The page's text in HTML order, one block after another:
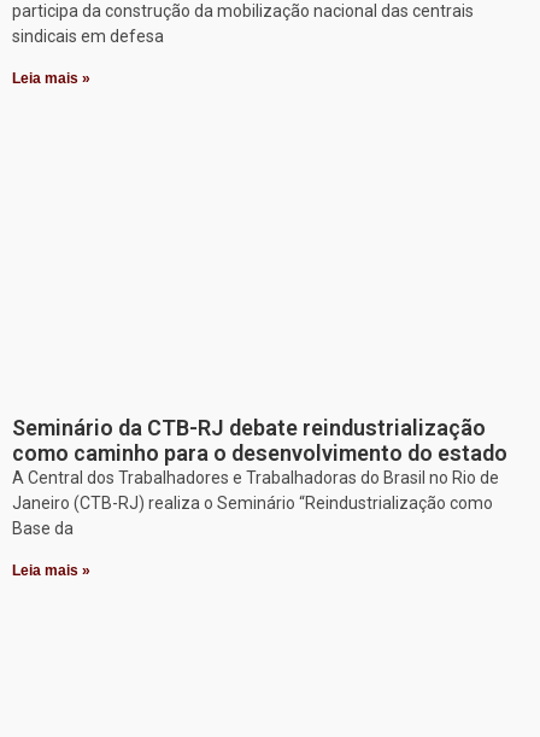
participa da construção da mobilização nacional das centrais
sindicais em defesa
Leia mais »
Seminário da CTB-RJ debate reindustrialização
como caminho para o desenvolvimento do estado
A Central dos Trabalhadores e Trabalhadoras do Brasil no Rio de
Janeiro (CTB-RJ) realiza o Seminário “Reindustrialização como
Base da
Leia mais »